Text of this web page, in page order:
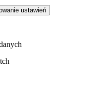
ustawień